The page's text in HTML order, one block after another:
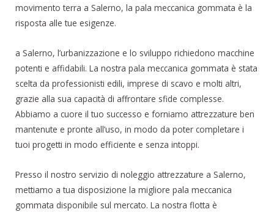
movimento terra a Salerno, la pala meccanica gommata è la
risposta alle tue esigenze.
a Salerno, l’urbanizzazione e lo sviluppo richiedono macchine
potenti e affidabili. La nostra pala meccanica gommata è stata
scelta da professionisti edili, imprese di scavo e molti altri,
grazie alla sua capacità di affrontare sfide complesse.
Abbiamo a cuore il tuo successo e forniamo attrezzature ben
mantenute e pronte all’uso, in modo da poter completare i
tuoi progetti in modo efficiente e senza intoppi.
Presso il nostro servizio di noleggio attrezzature a Salerno,
mettiamo a tua disposizione la migliore pala meccanica
gommata disponibile sul mercato. La nostra flotta è